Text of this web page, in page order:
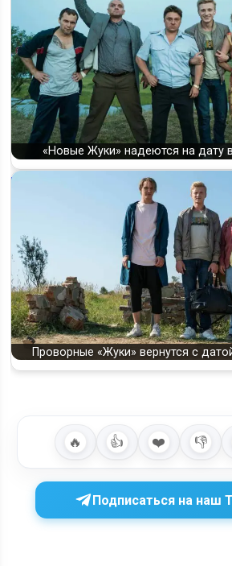
Начались съёмки 5 сезона «Жуки:
премьере в 2026
«Новые Жуки» надеются на дату
Проворные «Жуки» вернутся с
🔥 👍 ❤️ 👎
Подписаться на наш